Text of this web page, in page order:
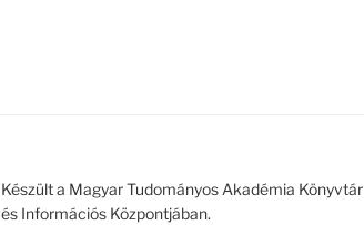
Készült a Magyar Tudományos Akadémia Könyvtár
és Információs Központjában.